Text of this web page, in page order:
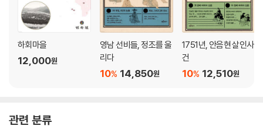
하회마을
12,000원
영남 선비들, 정조를 울
리다
14,850원
10%
1751년, 안음현 살인사
건
12,510원
10%
관련 분류